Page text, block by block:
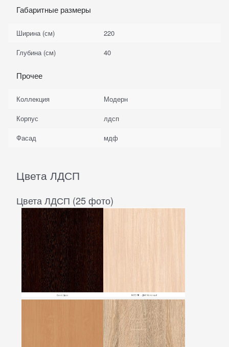
Габаритные размеры
Ширина (см)
220
Глубина (см)
40
Прочее
Коллекция
Модерн
Корпус
лдсп
Фасад
мдф
Цвета ЛДСП
Цвета ЛДСП (25 фото)